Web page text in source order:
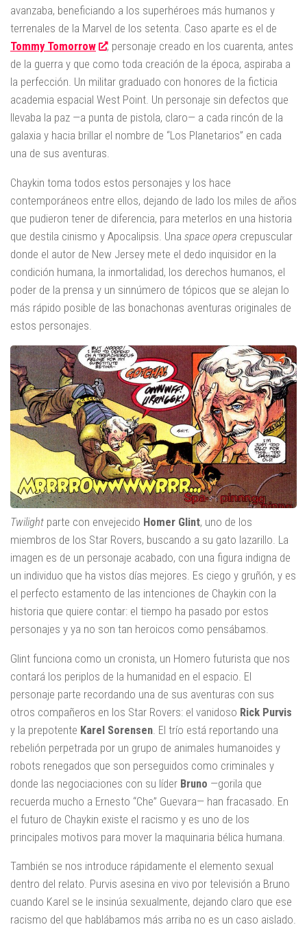
avanzaba, beneficiando a los superhéroes más humanos y
terrenales de la Marvel de los setenta. Caso aparte es el de
Tommy Tomorrow
, personaje creado en los cuarenta, antes
de la guerra y que como toda creación de la época, aspiraba a
la perfección. Un militar graduado con honores de la ficticia
academia espacial West Point. Un personaje sin defectos que
llevaba la paz —a punta de pistola, claro— a cada rincón de la
galaxia y hacia brillar el nombre de “Los Planetarios” en cada
una de sus aventuras.
Chaykin toma todos estos personajes y los hace
contemporáneos entre ellos, dejando de lado los miles de años
que pudieron tener de diferencia, para meterlos en una historia
que destila cinismo y Apocalipsis. Una space opera crepuscular
donde el autor de New Jersey mete el dedo inquisidor en la
condición humana, la inmortalidad, los derechos humanos, el
poder de la prensa y un sinnúmero de tópicos que se alejan lo
más rápido posible de las bonachonas aventuras originales de
estos personajes.
Twilight parte con envejecido Homer Glint, uno de los
miembros de los Star Rovers, buscando a su gato lazarillo. La
imagen es de un personaje acabado, con una figura indigna de
un individuo que ha vistos días mejores. Es ciego y gruñón, y es
el perfecto estamento de las intenciones de Chaykin con la
historia que quiere contar: el tiempo ha pasado por estos
personajes y ya no son tan heroicos como pensábamos.
Glint funciona como un cronista, un Homero futurista que nos
contará los periplos de la humanidad en el espacio. El
personaje parte recordando una de sus aventuras con sus
otros compañeros en los Star Rovers: el vanidoso Rick Purvis
y la prepotente Karel Sorensen . El trío está reportando una
rebelión perpetrada por un grupo de animales humanoides y
robots renegados que son perseguidos como criminales y
donde las negociaciones con su líder Bruno —gorila que
recuerda mucho a Ernesto “Che” Guevara— han fracasado. En
el futuro de Chaykin existe el racismo y es uno de los
principales motivos para mover la maquinaria bélica humana.
También se nos introduce rápidamente el elemento sexual
dentro del relato. Purvis asesina en vivo por televisión a Bruno
cuando Karel se le insinúa sexualmente, dejando claro que ese
racismo del que hablábamos más arriba no es un caso aislado.